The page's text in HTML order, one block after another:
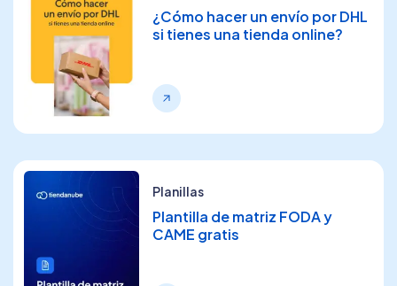
¿Cómo hacer un envío por DHL
si tienes una tienda online?
Planillas
Plantilla de matriz FODA y
CAME gratis